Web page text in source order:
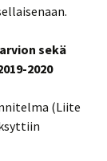
sekä
2020
(Liite